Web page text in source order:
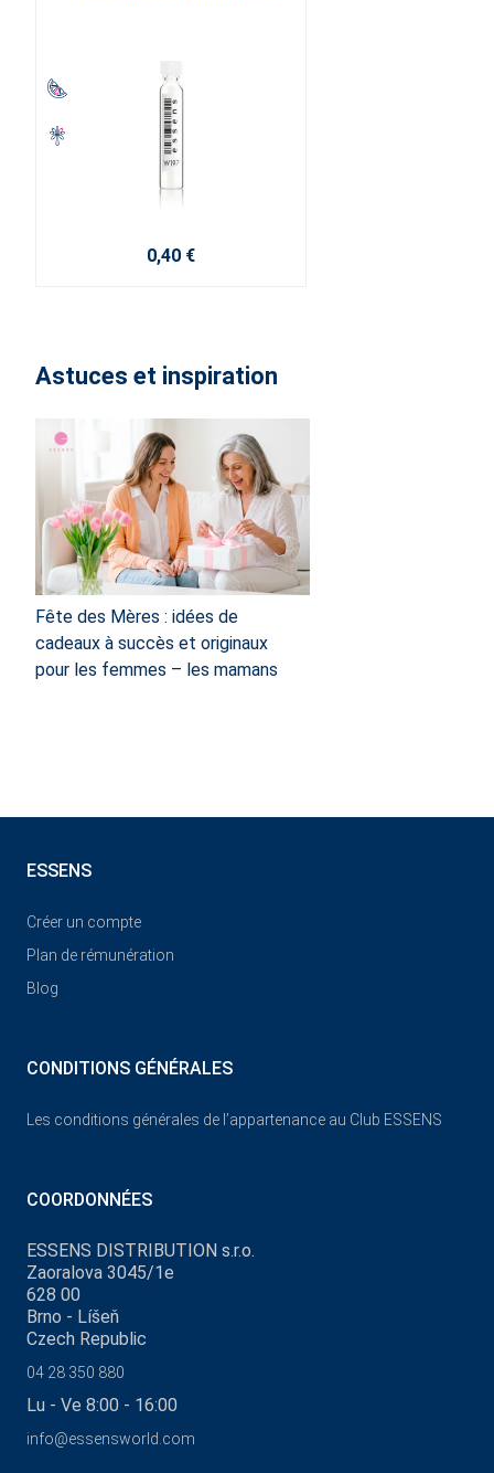
0,40 €
Astuces et inspiration
Fête des Mères : idées de
cadeaux à succès et originaux
pour les femmes – les mamans
ESSENS
Créer un compte
Plan de rémunération
Blog
CONDITIONS GÉNÉRALES
Les conditions générales de l’appartenance au Club ESSENS
COORDONNÉES
ESSENS DISTRIBUTION s.r.o.
Zaoralova 3045/1e
628 00
Brno - Líšeň
Czech Republic
04 28 350 880
Lu - Ve 8:00 - 16:00
info@essensworld.com